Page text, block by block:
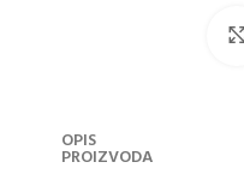
OPIS
PROIZVODA